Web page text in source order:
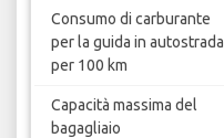
Consumo di carburante
per la guida in autostrada
per 100 km
Capacità massima del
bagagliaio